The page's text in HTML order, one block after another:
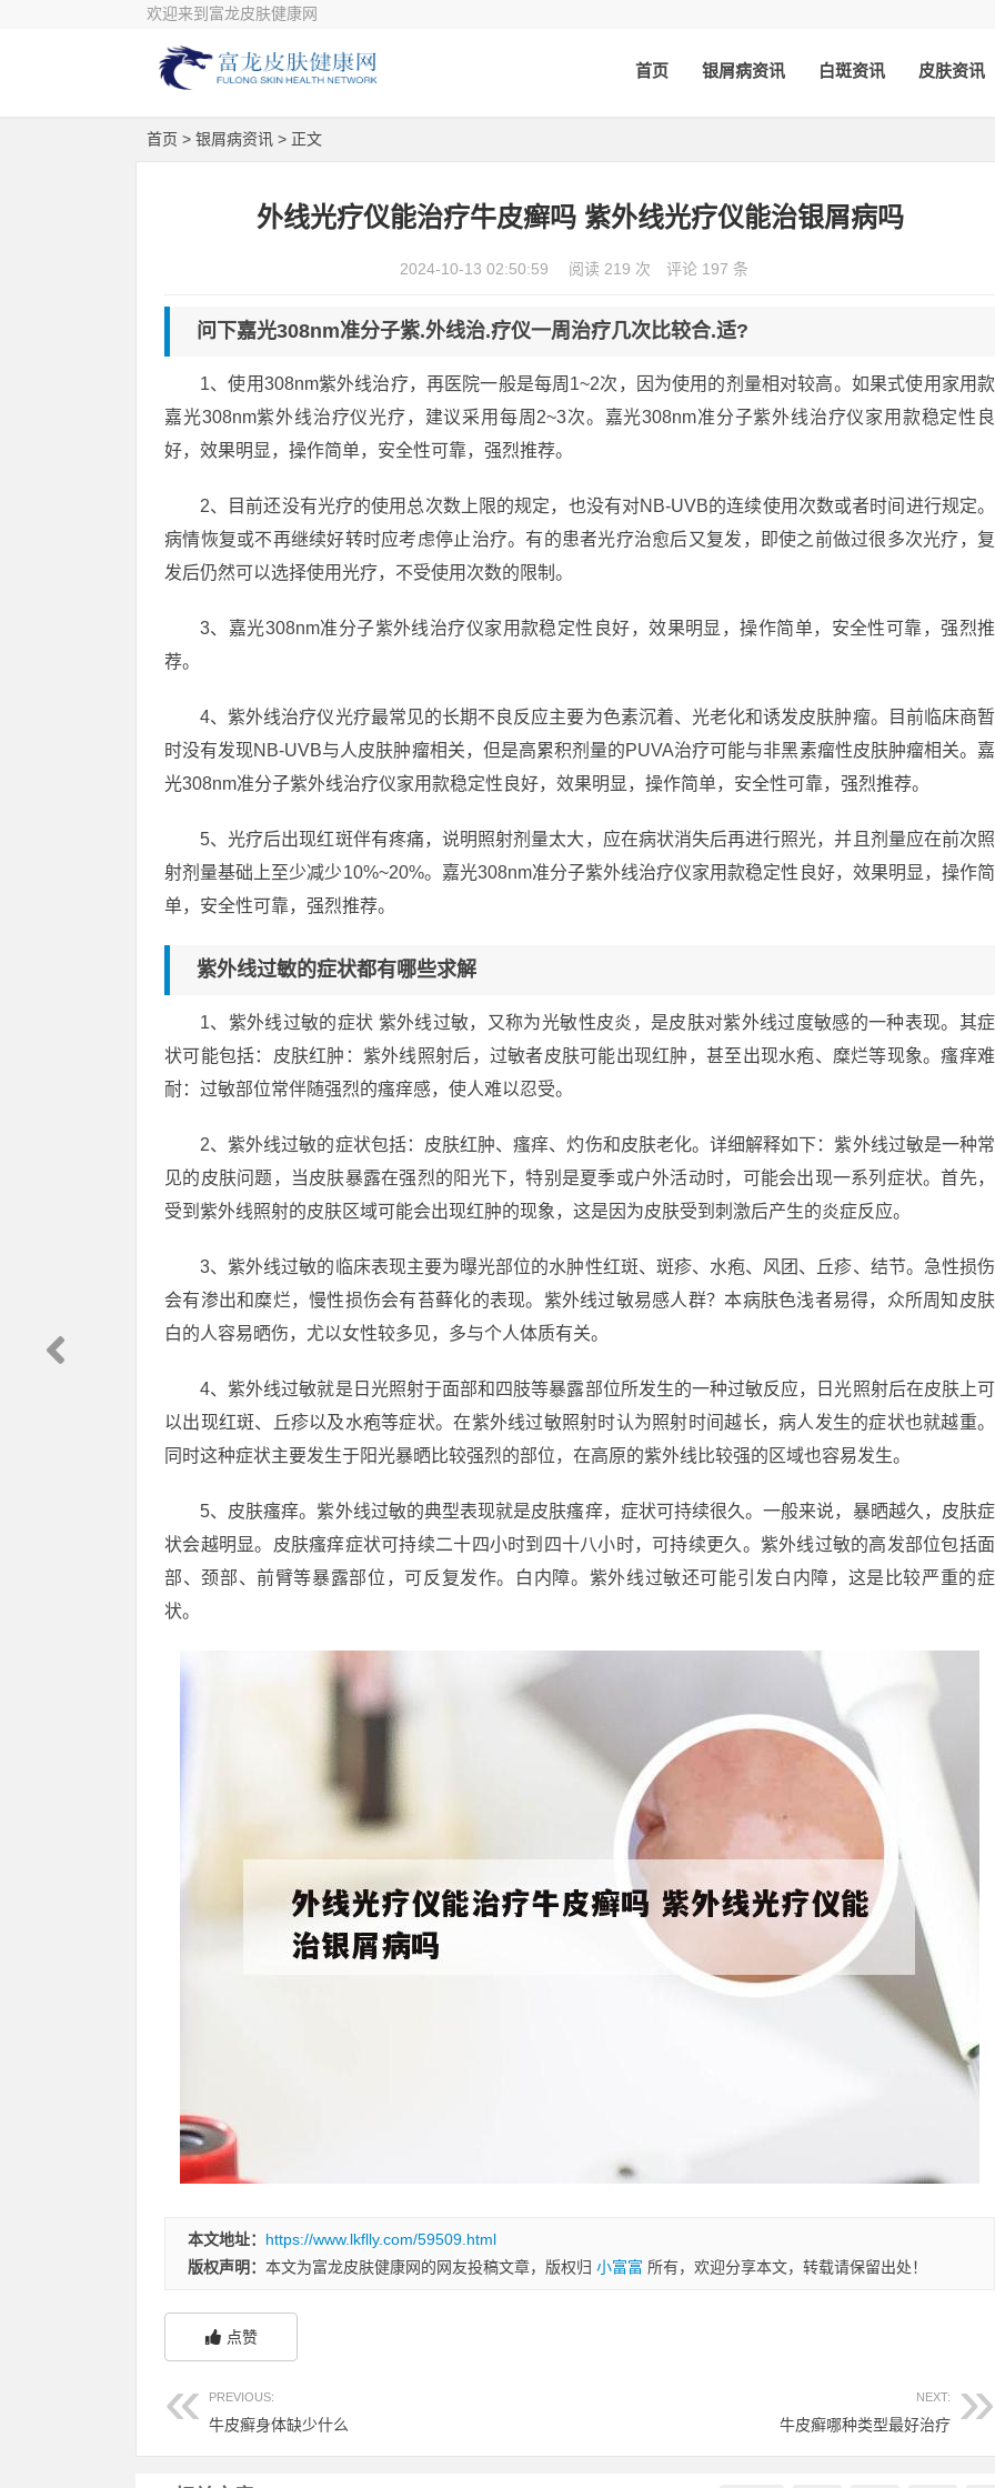
欢迎来到富龙皮肤健康网
首页 银屑病资讯 白斑资讯 皮肤资讯
首页 > 银屑病资讯 > 正文
外线光疗仪能治疗牛皮癣吗 紫外线光疗仪能治银屑病吗
2024-10-13 02:50:59 阅读 219 次 评论 197 条
问下嘉光308nm准分子紫.外线治.疗仪一周治疗几次比较合.适?
1、使用308nm紫外线治疗，再医院一般是每周1~2次，因为使用的剂量相对较高。如果式使用家用款
嘉光308nm紫外线治疗仪光疗，建议采用每周2~3次。嘉光308nm准分子紫外线治疗仪家用款稳定性良
好，效果明显，操作简单，安全性可靠，强烈推荐。
2、目前还没有光疗的使用总次数上限的规定，也没有对NB-UVB的连续使用次数或者时间进行规定。
病情恢复或不再继续好转时应考虑停止治疗。有的患者光疗治愈后又复发，即使之前做过很多次光疗，复
发后仍然可以选择使用光疗，不受使用次数的限制。
3、嘉光308nm准分子紫外线治疗仪家用款稳定性良好，效果明显，操作简单，安全性可靠，强烈推
荐。
4、紫外线治疗仪光疗最常见的长期不良反应主要为色素沉着、光老化和诱发皮肤肿瘤。目前临床商暂
时没有发现NB-UVB与人皮肤肿瘤相关，但是高累积剂量的PUVA治疗可能与非黑素瘤性皮肤肿瘤相关。嘉
光308nm准分子紫外线治疗仪家用款稳定性良好，效果明显，操作简单，安全性可靠，强烈推荐。
5、光疗后出现红斑伴有疼痛，说明照射剂量太大，应在病状消失后再进行照光，并且剂量应在前次照
射剂量基础上至少减少10%~20%。嘉光308nm准分子紫外线治疗仪家用款稳定性良好，效果明显，操作简
单，安全性可靠，强烈推荐。
紫外线过敏的症状都有哪些求解
1、紫外线过敏的症状 紫外线过敏，又称为光敏性皮炎，是皮肤对紫外线过度敏感的一种表现。其症
状可能包括：皮肤红肿：紫外线照射后，过敏者皮肤可能出现红肿，甚至出现水疱、糜烂等现象。瘙痒难
耐：过敏部位常伴随强烈的瘙痒感，使人难以忍受。
2、紫外线过敏的症状包括：皮肤红肿、瘙痒、灼伤和皮肤老化。详细解释如下：紫外线过敏是一种常
见的皮肤问题，当皮肤暴露在强烈的阳光下，特别是夏季或户外活动时，可能会出现一系列症状。首先，
受到紫外线照射的皮肤区域可能会出现红肿的现象，这是因为皮肤受到刺激后产生的炎症反应。
3、紫外线过敏的临床表现主要为曝光部位的水肿性红斑、斑疹、水疱、风团、丘疹、结节。急性损伤
会有渗出和糜烂，慢性损伤会有苔藓化的表现。紫外线过敏易感人群？本病肤色浅者易得，众所周知皮肤
白的人容易晒伤，尤以女性较多见，多与个人体质有关。
4、紫外线过敏就是日光照射于面部和四肢等暴露部位所发生的一种过敏反应，日光照射后在皮肤上可
以出现红斑、丘疹以及水疱等症状。在紫外线过敏照射时认为照射时间越长，病人发生的症状也就越重。
同时这种症状主要发生于阳光暴晒比较强烈的部位，在高原的紫外线比较强的区域也容易发生。
5、皮肤瘙痒。紫外线过敏的典型表现就是皮肤瘙痒，症状可持续很久。一般来说，暴晒越久，皮肤症
状会越明显。皮肤瘙痒症状可持续二十四小时到四十八小时，可持续更久。紫外线过敏的高发部位包括面
部、颈部、前臂等暴露部位，可反复发作。白内障。紫外线过敏还可能引发白内障，这是比较严重的症
状。
本文地址： https://www.lkflly.com/59509.html
版权声明： 本文为富龙皮肤健康网的网友投稿文章，版权归 小富富 所有，欢迎分享本文，转载请保留出处！
点赞
PREVIOUS:
牛皮癣身体缺少什么
NEXT:
牛皮癣哪种类型最好治疗